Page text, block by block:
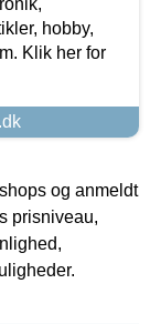
hobby,
Klik her for
og anmeldt
prisniveau,